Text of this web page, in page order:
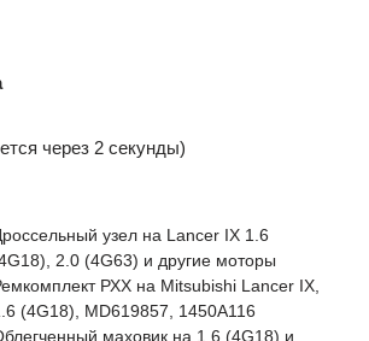
через 2 секунды)
узел на Lancer IX 1.6
2.0 (4G63) и другие моторы
РХХ на Mitsubishi Lancer IX,
(4G18), MD619857, 1450A116
маховик на 1.6 (4G18) и